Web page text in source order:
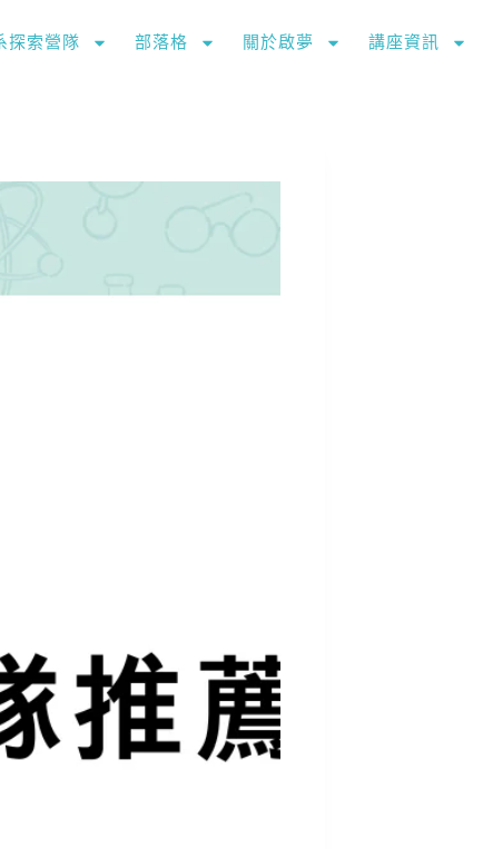
探索營隊 部落格 關於啟夢 講座資訊